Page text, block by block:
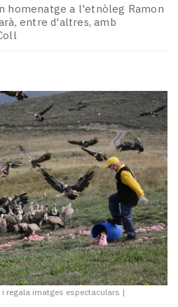
homenatge a l'etnòleg Ramon
entre d'altres, amb
regala imatges espectaculars |